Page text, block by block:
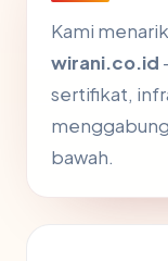
Kami
wirani.co.id
sertifikat,
bawah.